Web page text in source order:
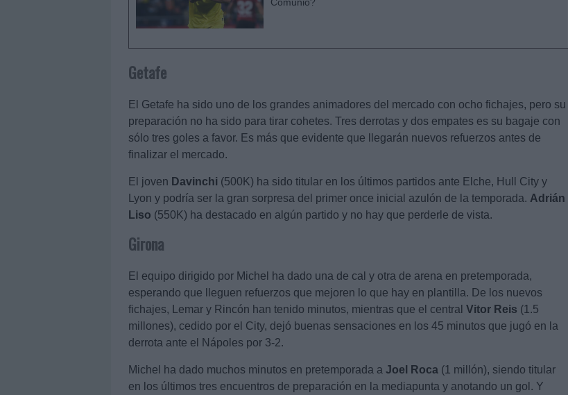
Comunio?
Getafe
El Getafe ha sido uno de los grandes animadores del mercado con ocho fichajes, pero su
preparación no ha sido para tirar cohetes. Tres derrotas y dos empates es su bagaje con
sólo tres goles a favor. Es más que evidente que llegarán nuevos refuerzos antes de
finalizar el mercado.
El joven Davinchi (500K) ha sido titular en los últimos partidos ante Elche, Hull City y
Lyon y podría ser la gran sorpresa del primer once inicial azulón de la temporada. Adrián
Liso (550K) ha destacado en algún partido y no hay que perderle de vista.
Girona
El equipo dirigido por Michel ha dado una de cal y otra de arena en pretemporada,
esperando que lleguen refuerzos que mejoren lo que hay en plantilla. De los nuevos
fichajes, Lemar y Rincón han tenido minutos, mientras que el central Vitor Reis (1.5
millones), cedido por el City, dejó buenas sensaciones en los 45 minutos que jugó en la
derrota ante el Nápoles por 3-2.
Michel ha dado muchos minutos en pretemporada a Joel Roca (1 millón), siendo titular
en los últimos tres encuentros de preparación en la mediapunta y anotando un gol. Y